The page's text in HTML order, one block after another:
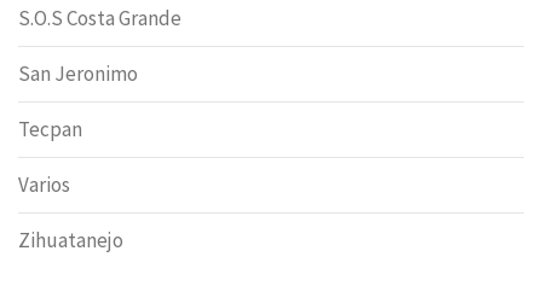
S.O.S Costa Grande
San Jeronimo
Tecpan
Varios
Zihuatanejo